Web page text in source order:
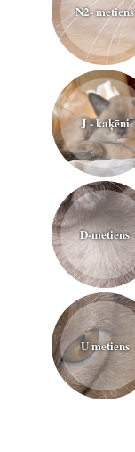
N2- metiens
J - kaķēni
D-metiens
U metiens